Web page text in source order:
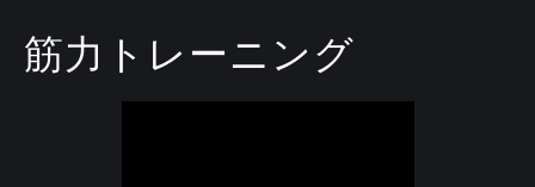
筋力トレーニング